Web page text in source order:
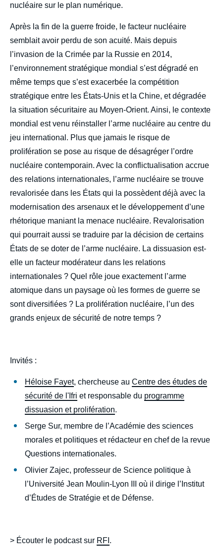
nucléaire sur le plan numérique.
Après la fin de la guerre froide, le facteur nucléaire
semblait avoir perdu de son acuité. Mais depuis
l’invasion de la Crimée par la Russie en 2014,
l’environnement stratégique mondial s’est dégradé en
même temps que s’est exacerbée la compétition
stratégique entre les États-Unis et la Chine, et dégradée
la situation sécuritaire au Moyen-Orient. Ainsi, le contexte
mondial est venu réinstaller l’arme nucléaire au centre du
jeu international. Plus que jamais le risque de
prolifération se pose au risque de désagréger l’ordre
nucléaire contemporain. Avec la conflictualisation accrue
des relations internationales, l’arme nucléaire se trouve
revalorisée dans les États qui la possèdent déjà avec la
modernisation des arsenaux et le développement d’une
rhétorique maniant la menace nucléaire. Revalorisation
qui pourrait aussi se traduire par la décision de certains
États de se doter de l’arme nucléaire. La dissuasion est-
elle un facteur modérateur dans les relations
internationales ? Quel rôle joue exactement l’arme
atomique dans un paysage où les formes de guerre se
sont diversifiées ? La prolifération nucléaire, l’un des
grands enjeux de sécurité de notre temps ?
Invités :
Héloise Fayet, chercheuse au Centre des études de
sécurité de l'Ifri et responsable du programme
dissuasion et prolifération.
Serge Sur, membre de l’Académie des sciences
morales et politiques et rédacteur en chef de la revue
Questions internationales.
Olivier Zajec, professeur de Science politique à
l’Université Jean Moulin-Lyon III où il dirige l’Institut
d’Études de Stratégie et de Défense.
> Écouter le podcast sur RFI .